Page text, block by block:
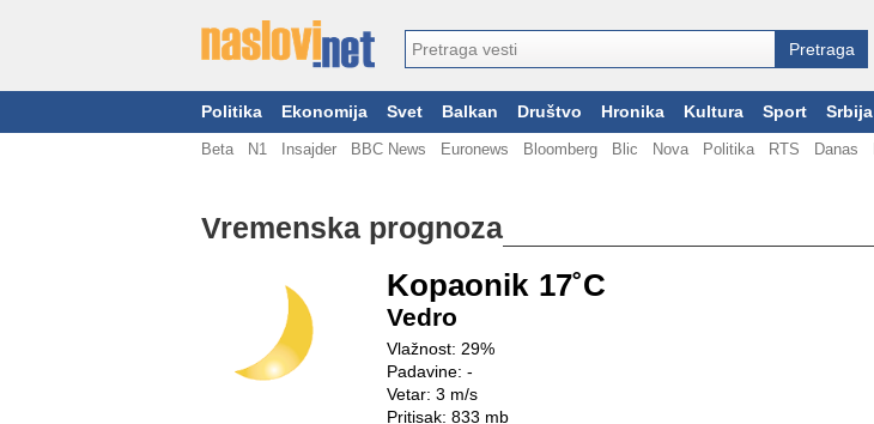
Politika Ekonomija Svet Balkan Društvo Hronika Kultura Sport Srbija
Beta N1 Insajder BBC News Euronews Bloomberg Blic Nova Politika RTS Danas
Vremenska prognoza
Kopaonik 17˚C
Vedro
Vlažnost: 29%
Padavine: -
Vetar: 3 m/s
Pritisak: 833 mb